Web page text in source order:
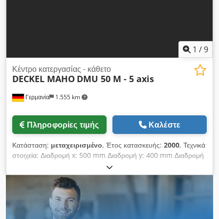
1 /9
Γερμανία 1.555 km
Κέντρο κατεργασίας - κάθετο
DECKEL MAHO DMU 50 M - 5 axis
Πληροφορίες τιμής Καλέστε
Κατάσταση: μεταχειρισμένο, Έτος κατασκευής: 2000, Τεχνικά
στοιχεία: Διαδρομή x: 500 mm Διαδρομή y: 400 mm Διαδρομή
z: 400 mm Άξονας b: χειροκίνητη τοποθέτηση ° Άξονας c:
χειροκίνητη τοποθέτηση Έλεγχος: Heidenhain TNC 124
Θέσεις εργαλειοθήκης: όχι / χωρίς θέσεις Dedpfx Aou
Idffeaheck Κωνικότητα ατράκτου: SK40 Στροφές: 4500
στροφές/λεπτό Συνεχής ταχύτητα μεταφοράς X/Y/Z: μέγ.
14000 mm/λεπτό Ταχεία μετακίνηση: 5,0 μ/λεπτό Διαστάσεις